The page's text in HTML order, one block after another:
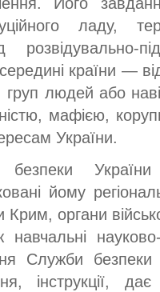
ладу,
розвідувально-
країни —
груп людей або
мафією,
України.
України
йому
органи
Служби
інструкції,